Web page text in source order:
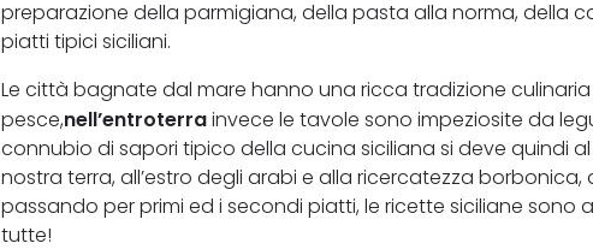
preparazione della parmigiana, della pasta alla norma, della
piatti tipici siciliani.
Le città bagnate dal mare hanno una ricca tradizione
pesce,nell’entroterra invece le tavole sono impeziosite da
connubio di sapori tipico della cucina siciliana si deve quindi
nostra terra, all’estro degli arabi e alla ricercatezza borbonica,
passando per primi ed i secondi piatti, le ricette siciliane sono
tutte!